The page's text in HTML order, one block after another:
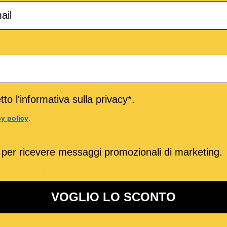
l'informativa sulla privacy*.
policy
ricevere messaggi promozionali di marketing.
VOGLIO LO SCONTO